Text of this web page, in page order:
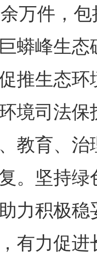
万件，
蟒峰生
推生态
境司法
教育、
。坚持
力积极
有力促